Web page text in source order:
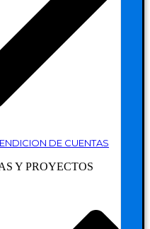
DE CUENTAS
Y PROYECTOS